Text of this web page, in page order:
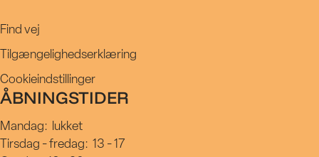
Find vej
Tilgængelighedserklæring
Cookieindstillinger
ÅBNINGSTIDER
Mandag:
lukket
Tirsdag - fredag: 13 - 17